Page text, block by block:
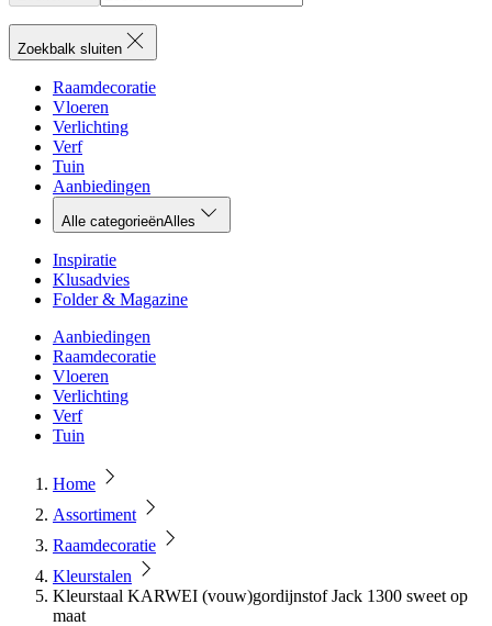
Zoekbalk sluiten
Raamdecoratie
Vloeren
Verlichting
Verf
Tuin
Aanbiedingen
Alle categorieënAlles
Inspiratie
Klusadvies
Folder & Magazine
Aanbiedingen
Raamdecoratie
Vloeren
Verlichting
Verf
Tuin
Home
Assortiment
Raamdecoratie
Kleurstalen
Kleurstaal KARWEI (vouw)gordijnstof Jack 1300 sweet op
maat